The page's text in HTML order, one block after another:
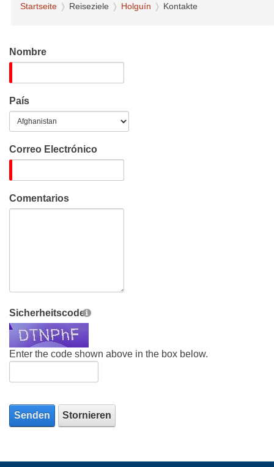
Startseite Reiseziele Holguín Kontakte
Nombre
País
Correo Electrónico
Comentarios
Sicherheitscode
Enter the code shown above in the box below.
Senden Stornieren